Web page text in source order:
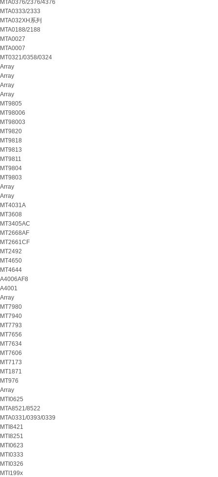
MTA0376/2376/4376
MTA0333/2333
MTA032XH系列
MTA0188/2188
MTA0027
MTA0007
MT0321/0358/0324
Array
Array
Array
Array
MT9805
MT98006
MT98003
MT9820
MT9818
MT9813
MT9811
MT9804
MT9803
Array
Array
MT4031A
MT3608
MT3405AC
MT2668AF
MT2661CF
MT2492
MT4650
MT4644
A4006AF8
A4001
Array
MT7980
MT7940
MT7793
MT7656
MT7634
MT7606
MT7173
MT1871
MT976
Array
MTI0625
MTA8521/8522
MTA0331/0393/0339
MTI8421
MTI8251
MTI0623
MTI0333
MTI0326
MTI199x